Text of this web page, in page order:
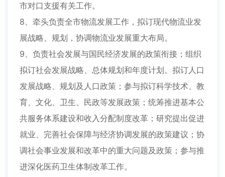
市对口支援有关工作。
8、牵头负责全市物流发展工作，拟订现代物流业发
展战略、规划，协调物流业发展重大布局。
9、负责社会发展与国民经济发展的政策衔接；组织
拟订社会发展战略、总体规划和年度计划。拟订人口
发展战略、规划及人口政策；参与拟订科学技术、教
育、文化、卫生、民政等发展政策；统筹推进基本公
共服务体系建设和收入分配制度改革；研究提出促进
就业、完善社会保障与经济协调发展的政策建议；协
调社会事业发展和改革中的重大问题及政策；参与推
进深化医药卫生体制改革工作。